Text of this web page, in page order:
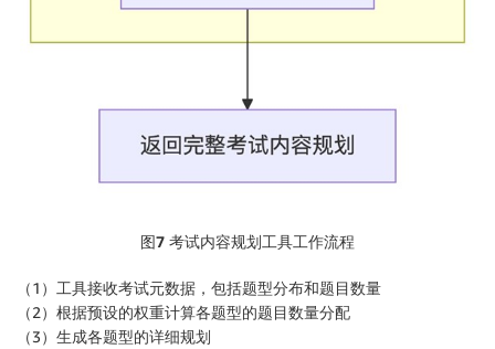
图7 考试内容规划工具工作流程
（1）工具接收考试元数据，包括题型分布和题目数量
（2）根据预设的权重计算各题型的题目数量分配
（3）生成各题型的详细规划